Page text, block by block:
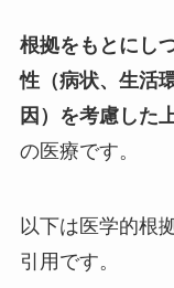
根拠をもとにし
性（病状、生活
因）を考慮した
の医療です。
以下は医学的根
引用です。